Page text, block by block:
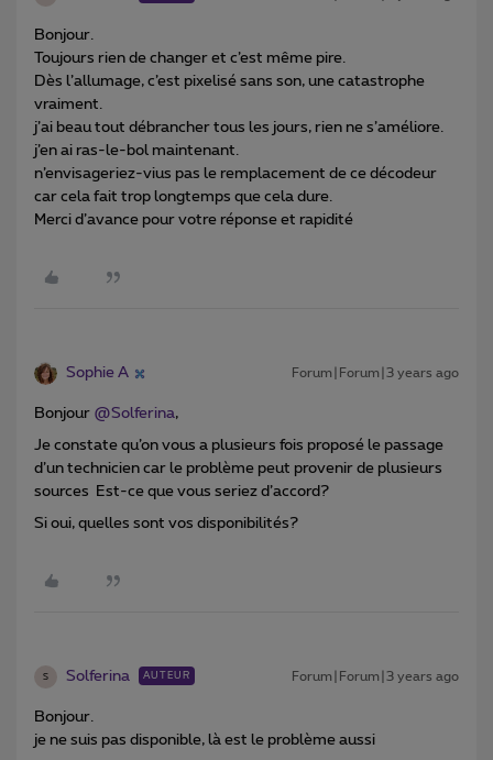
Bonjour.
Toujours rien de changer et c’est même pire.
Dès l’allumage, c’est pixelisé sans son, une catastrophe
vraiment.
j’ai beau tout débrancher tous les jours, rien ne s’améliore.
j’en ai ras-le-bol maintenant.
n’envisageriez-vius pas le remplacement de ce décodeur
car cela fait trop longtemps que cela dure.
Merci d’avance pour votre réponse et rapidité
Sophie A Forum|Forum|3 years ago
Bonjour @Solferina,
Je constate qu’on vous a plusieurs fois proposé le passage
d’un technicien car le problème peut provenir de plusieurs
sources Est-ce que vous seriez d’accord?
Si oui, quelles sont vos disponibilités?
S Solferina AUTEUR Forum|Forum|3 years ago
Bonjour.
je ne suis pas disponible, là est le problème aussi